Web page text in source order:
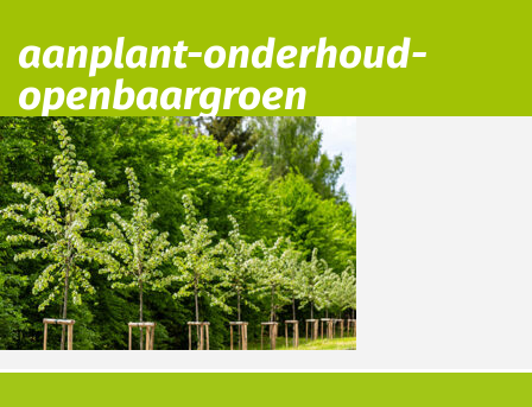
aanplant-onderhoud-
openbaargroen